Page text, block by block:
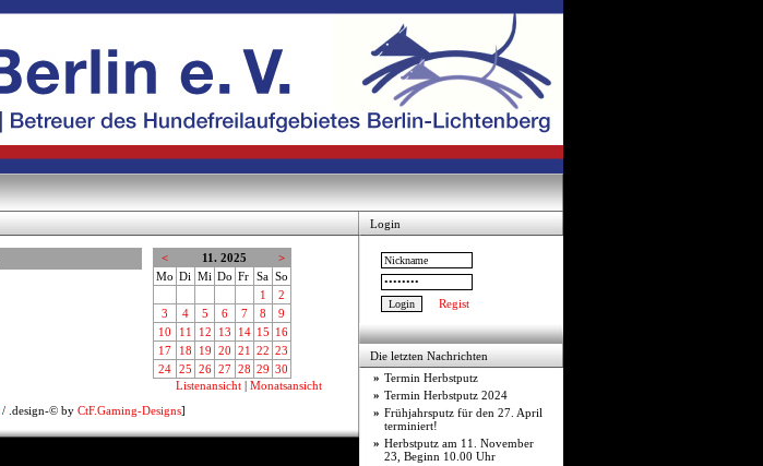
< 11. 2025
>
Mo Di Mi Do Fr Sa So
1
2
3
4 5 6 7 8
9
10
11 12 13 14 15 16
17
18 19 20 21 22 23
24 25 26 27 28 29 30
Listenansicht| Monatsansicht
/ .design-© by CtF.Gaming-Designs]
Login
Regist
Die letzten Nachrichten
» Termin Herbstputz
» Termin Herbstputz 2024
» Frühjahrsputz für den 27. April
terminiert!
» Herbstputz am 11. November
23, Beginn 10.00 Uhr